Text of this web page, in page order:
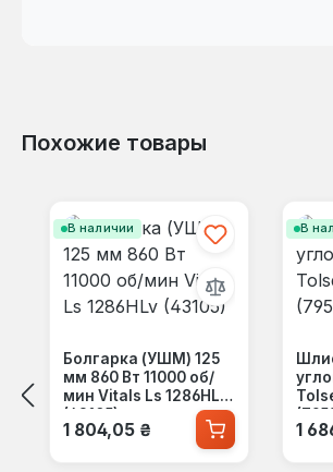
Похожие товары
В наличии
Болгарка (УШМ) 125
мм 860 Вт 11000 об/
мин Vitals Ls 1286HLv
(43105)
Обычная цена:
1 804,05 ₴
В
1